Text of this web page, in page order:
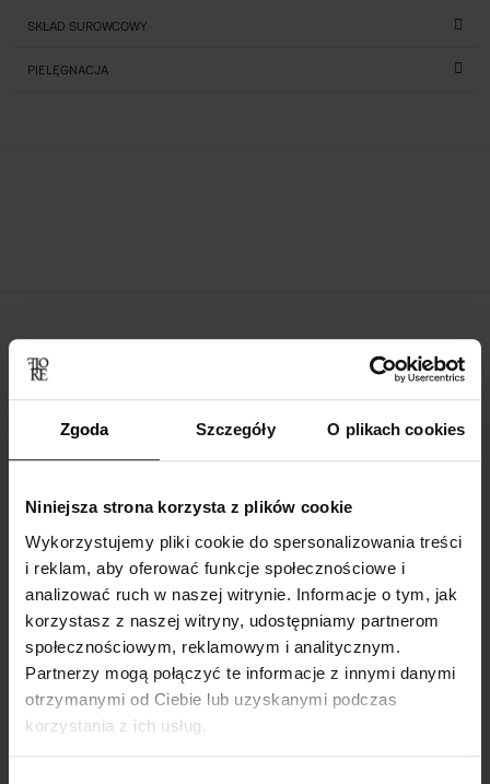
Zgoda Szczegóły O plikach cookies
Niniejsza strona korzysta z plików cookie
Wykorzystujemy pliki cookie do spersonalizowania treści
i reklam, aby oferować funkcje społecznościowe i
analizować ruch w naszej witrynie. Informacje o tym, jak
korzystasz z naszej witryny, udostępniamy partnerom
społecznościowym, reklamowym i analitycznym.
Partnerzy mogą połączyć te informacje z innymi danymi
otrzymanymi od Ciebie lub uzyskanymi podczas
korzystania z ich usług.
SKŁAD SUROWCOWY
PIELĘGNACJA
Blog
Skarpetki do
mokasynów
damskich –
Do czego ubrać
kabaretki i jak je